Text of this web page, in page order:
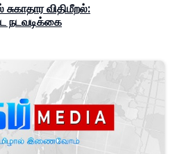
விதிமீறல்:
நடவடிக்கை